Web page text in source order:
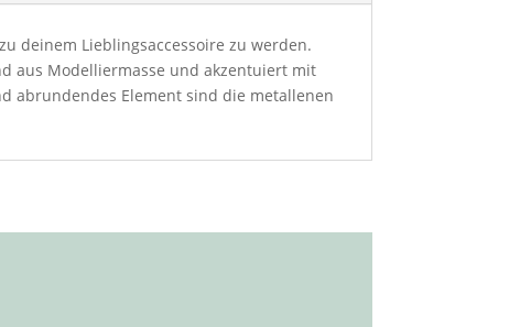
deinem Lieblingsaccessoire zu werden.
aus Modelliermasse und akzentuiert mit
abrundendes Element sind die metallenen